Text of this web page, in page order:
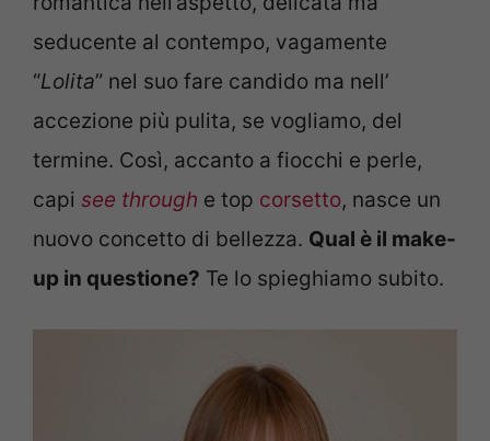
seducente al contempo, vagamente
“Lolita” nel suo fare candido ma nell’
accezione più pulita, se vogliamo, del
termine. Così, accanto a fiocchi e perle,
capi see through e top corsetto, nasce un
nuovo concetto di bellezza. Qual è il make-
up in questione? Te lo spieghiamo subito.